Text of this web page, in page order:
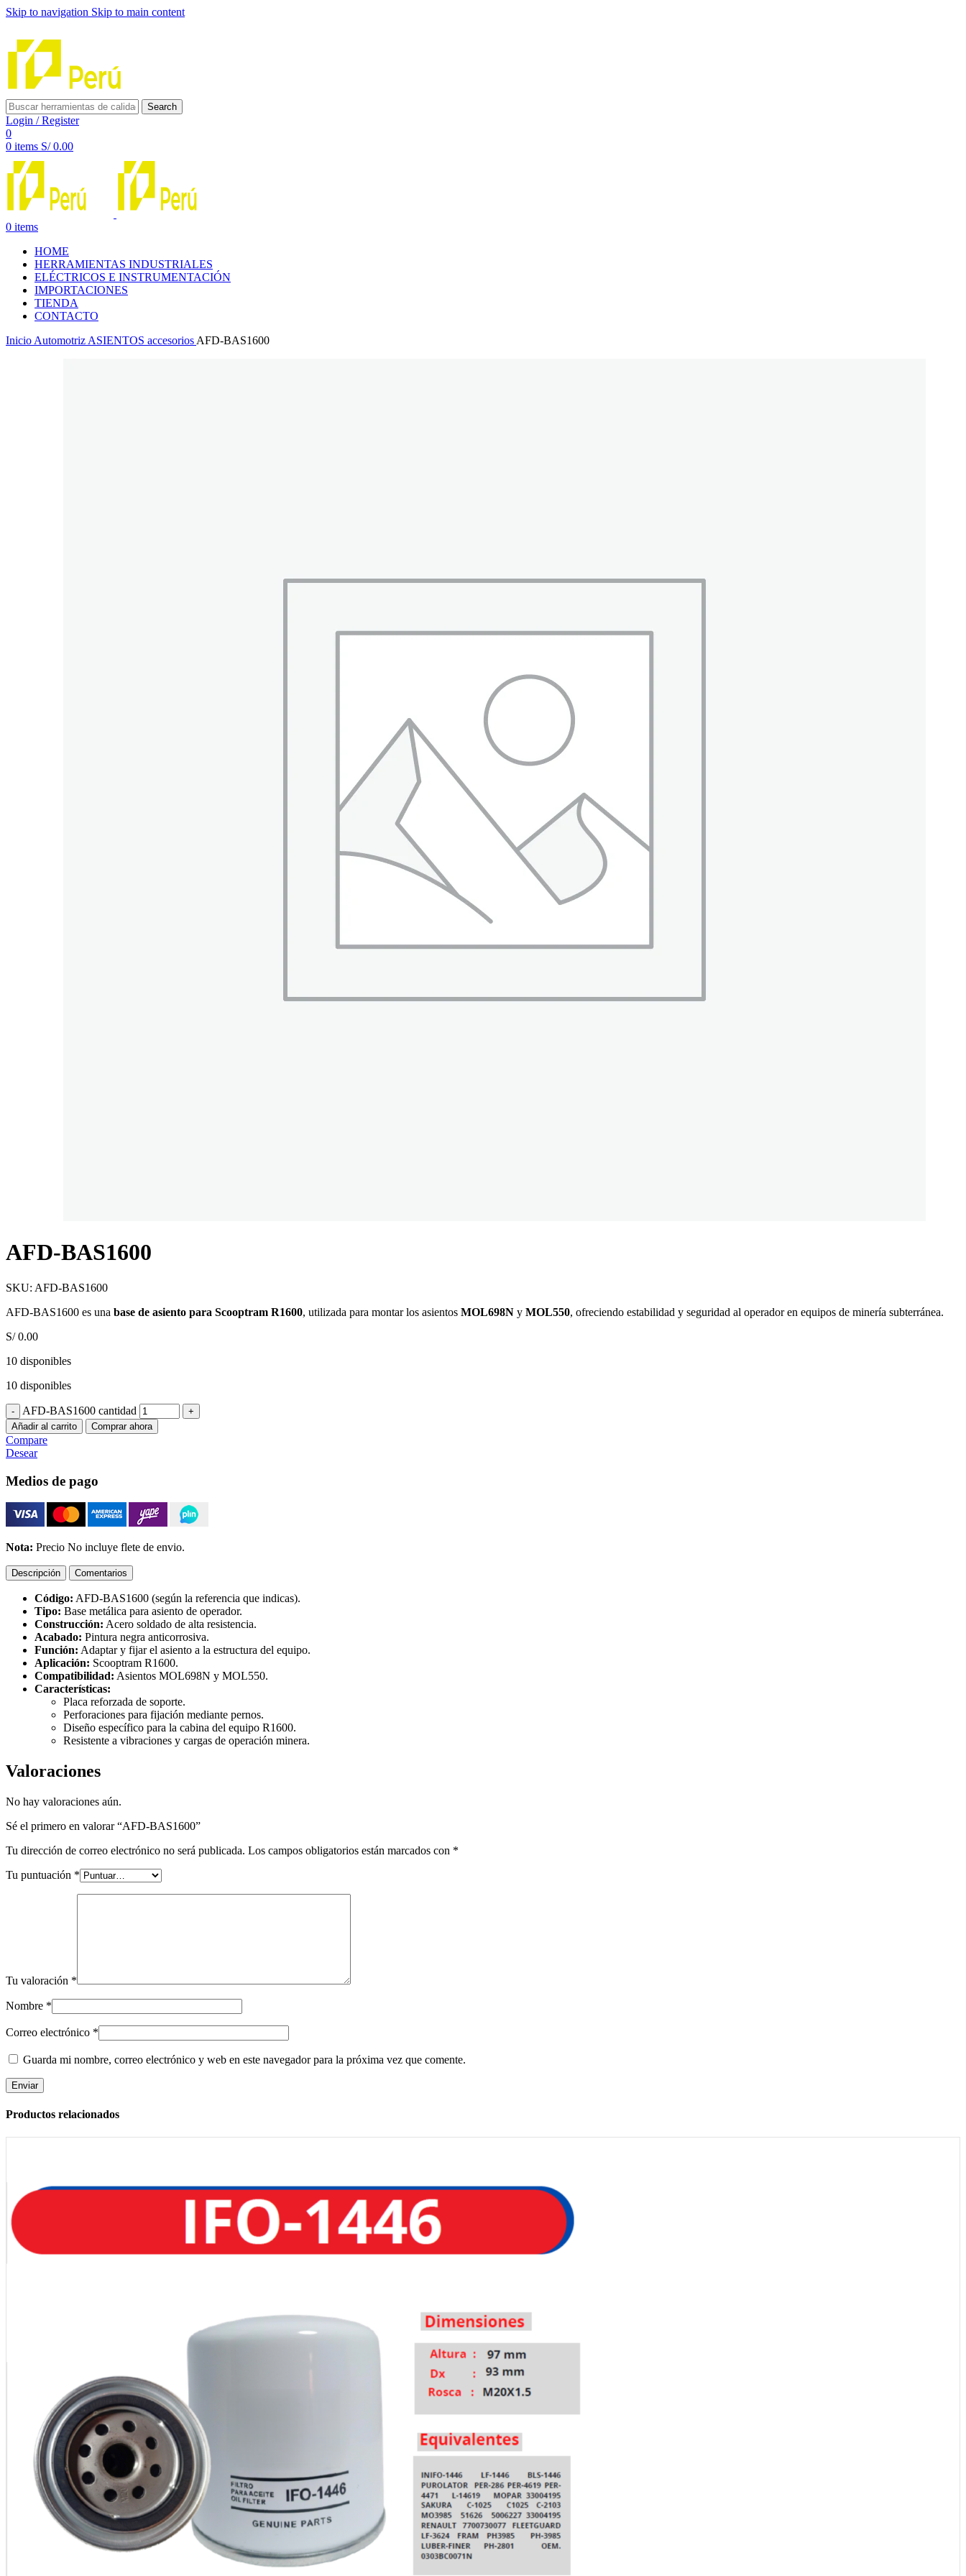
Skip to navigation Skip to main content
Search
Login / Register
0
0 items S/0.00
0 items
HOME
HERRAMIENTAS INDUSTRIALES
ELÉCTRICOS E INSTRUMENTACIÓN
IMPORTACIONES
TIENDA
CONTACTO
Inicio Automotriz ASIENTOS accesorios AFD-BAS1600
AFD-BAS1600
SKU: AFD-BAS1600
AFD-BAS1600 es una base de asiento para Scooptram R1600, utilizada para montar los asientos MOL698N y MOL550, ofreciendo estabilidad y seguridad al operador en equipos de minería subterránea.
S/0.00
10 disponibles
10 disponibles
AFD-BAS1600 cantidad
Añadir al carrito Comprar ahora
Compare
Desear
Medios de pago
Nota: Precio No incluye flete de envio.
Descripción Comentarios
Código: AFD-BAS1600 (según la referencia que indicas).
Tipo: Base metálica para asiento de operador.
Construcción: Acero soldado de alta resistencia.
Acabado: Pintura negra anticorrosiva.
Función: Adaptar y fijar el asiento a la estructura del equipo.
Aplicación: Scooptram R1600.
Compatibilidad: Asientos MOL698N y MOL550.
Características:
Placa reforzada de soporte.
Perforaciones para fijación mediante pernos.
Diseño específico para la cabina del equipo R1600.
Resistente a vibraciones y cargas de operación minera.
Valoraciones
No hay valoraciones aún.
Sé el primero en valorar “AFD-BAS1600”
Tu dirección de correo electrónico no será publicada. Los campos obligatorios están marcados con *
Tu puntuación *
Tu valoración *
Nombre *
Correo electrónico *
Guarda mi nombre, correo electrónico y web en este navegador para la próxima vez que comente.
Productos relacionados